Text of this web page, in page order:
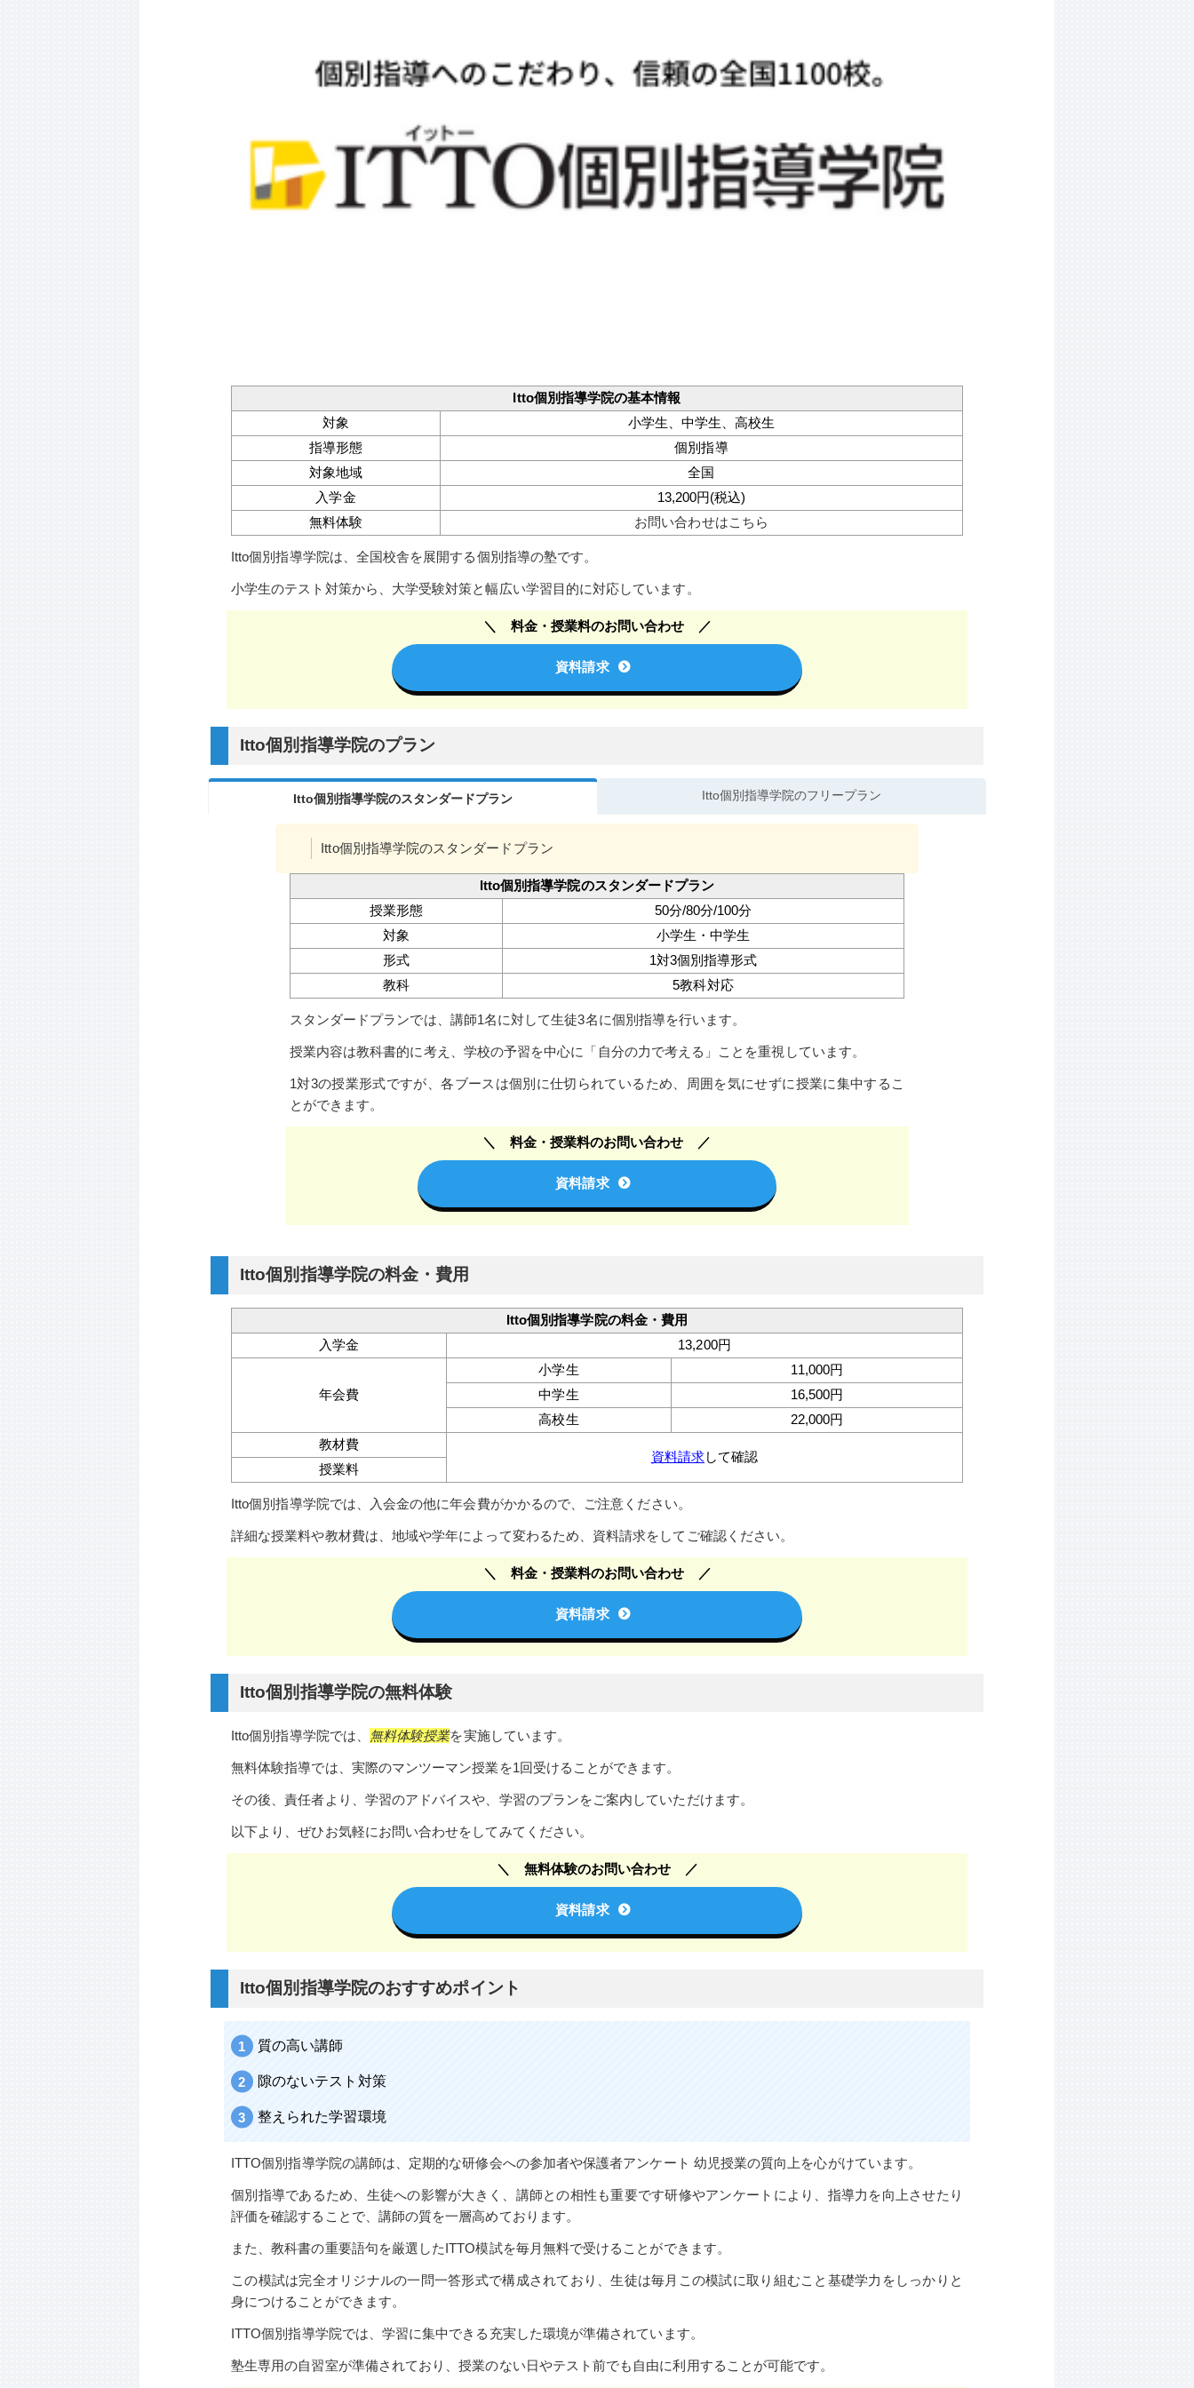
Itto個別指導学院の基本情報
対象
小学生、中学生、高校生
指導形態
個別指導
対象地域
全国
入学金
13,200円(税込)
無料体験
お問い合わせはこちら
Itto個別指導学院は、全国校舎を展開する個別指導の塾です。
小学生のテスト対策から、大学受験対策と幅広い学習目的に対応しています。
料金・授業料のお問い合わせ
資料請求
Itto個別指導学院のプラン
Itto個別指導学院のスタンダードプラン
Itto個別指導学院のスタンダードプラン
Itto個別指導学院のスタンダードプラン
授業形態
50分/80分/100分
対象
小学生・中学生
形式
1対3個別指導形式
教科
5教科対応
スタンダードプランでは、講師1名に対して生徒3名に個別指導を行います。
授業内容は教科書的に考え、学校の予習を中心に「自分の力で考える」ことを重視しています。
1対3の授業形式ですが、各ブースは個別に仕切られているため、周囲を気にせずに授業に集中するこ
とができます。
料金・授業料のお問い合わせ
資料請求
Itto個別指導学院のフリープラン
Itto個別指導学院の料金・費用
Itto個別指導学院の料金・費用
入学金
13,200円
年会費
小学生
11,000円
中学生
16,500円
高校生
22,000円
教材費
資料請求して確認
授業料
Itto個別指導学院では、入会金の他に年会費がかかるので、ご注意ください。
詳細な授業料や教材費は、地域や学年によって変わるため、資料請求をしてご確認ください。
料金・授業料のお問い合わせ
資料請求
Itto個別指導学院の無料体験
Itto個別指導学院では、 無料体験授業を実施しています。
無料体験指導では、実際のマンツーマン授業を1回受けることができます。
その後、責任者より、学習のアドバイスや、学習のプランをご案内していただけます。
以下より、ぜひお気軽にお問い合わせをしてみてください。
無料体験のお問い合わせ
資料請求
Itto個別指導学院のおすすめポイント
質の高い講師
隙のないテスト対策
整えられた学習環境
ITTO個別指導学院の講師は、定期的な研修会への参加者や保護者アンケート 幼児授業の質向上を心がけています。
個別指導であるため、生徒への影響が大きく、講師との相性も重要です研修やアンケートにより、指導力を向上させたり
評価を確認することで、講師の質を一層高めております。
また、教科書の重要語句を厳選したITTO模試を毎月無料で受けることができます。
この模試は完全オリジナルの一問一答形式で構成されており、生徒は毎月この模試に取り組むこと基礎学力をしっかりと
身につけることができます。
ITTO個別指導学院では、学習に集中できる充実した環境が準備されています。
塾生専用の自習室が準備されており、授業のない日やテスト前でも自由に利用することが可能です。